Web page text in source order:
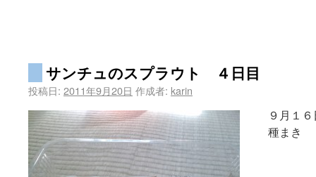
サンチュのスプラウト ４日目
投稿日: 2011年9月20日 作成者: karin
９月１
種まき